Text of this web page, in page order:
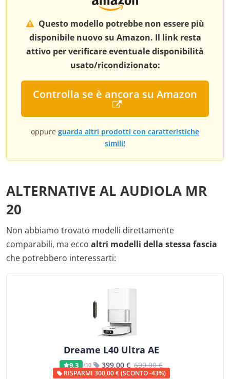
Questo modello potrebbe non essere più
disponibile nuovo su Amazon. Il link resta
attivo per verificare eventuale disponibilità
usato/ricondizionato:
Controlla se è ancora su Amazon
oppure guarda altri prodotti con caratteristiche
simili!
ALTERNATIVE AL AUDIOLA MR
20
Non abbiamo trovato modelli direttamente
comparabili, ma ecco altri modelli della stessa fascia
che potrebbero interessarti:
Dreame L40 Ultra AE
9,3 /10 399,00 € 699,00 €
RISPARMI 300,00 € (SCONTO -43%)